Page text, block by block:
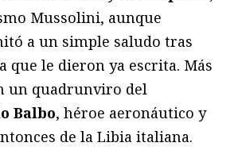
Mussolini, aunque
a un simple saludo tras
que le dieron ya escrita. Más
un quadrunviro del
Balbo, héroe aeronáutico y
de la Libia italiana.